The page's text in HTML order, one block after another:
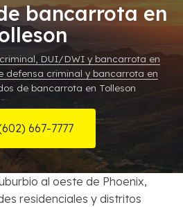
bancarrota en
DUI/DWI y bancarrota en
defensa criminal y bancarrota en
de bancarrota en Tolleson
667-7777
al oeste de Phoenix,
residenciales y distritos